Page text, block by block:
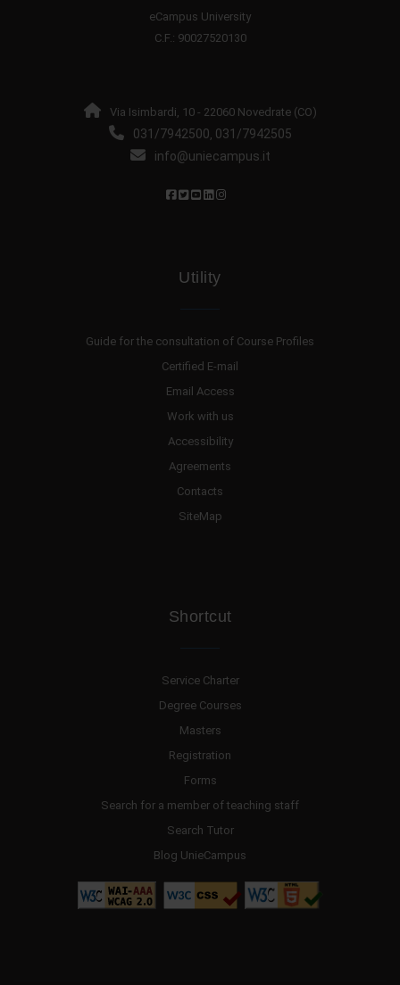
eCampus University
C.F.: 90027520130
Via Isimbardi, 10 - 22060 Novedrate (CO)
031/7942500, 031/7942505
info@uniecampus.it
Utility
Guide for the consultation of Course Profiles
Certified E-mail
Email Access
Work with us
Accessibility
Agreements
Contacts
SiteMap
Shortcut
Service Charter
Degree Courses
Masters
Registration
Forms
Search for a member of teaching staff
Search Tutor
Blog UnieCampus